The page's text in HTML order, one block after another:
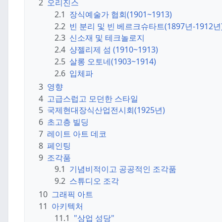
2 오리진스
2.1 장식예술가 협회(1901~1913)
2.2 빈 분리 및 빈 베르크슈타트(1897년-1912
2.3 신소재 및 테크놀로지
2.4 샹젤리제 섬 (1910~1913)
2.5 살롱 오토네(1903~1914)
2.6 입체파
3 영향
4 고급스럽고 모던한 스타일
5 국제현대장식산업전시회(1925년)
6 초고층 빌딩
7 레이트 아트 데코
8 페인팅
9 조각품
9.1 기념비적이고 공공적인 조각품
9.2 스튜디오 조각
10 그래픽 아트
11 아키텍처
11.1 "상업 성당"